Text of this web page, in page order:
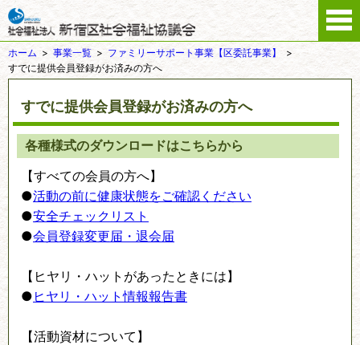
ホーム 事業一覧
ファミリーサポート事業【区委託事業】
すでに提供会員登録がお済みの方へ
すでに提供会員登録がお済みの方へ
各種様式のダウンロードはこちらから
【すべての会員の方へ】
●活動の前に健康状態をご確認ください
●安全チェックリスト
●会員登録変更届・退会届
【ヒヤリ・ハットがあったときには】
● ヒヤリ・ハット情報報告書
【活動資材について】